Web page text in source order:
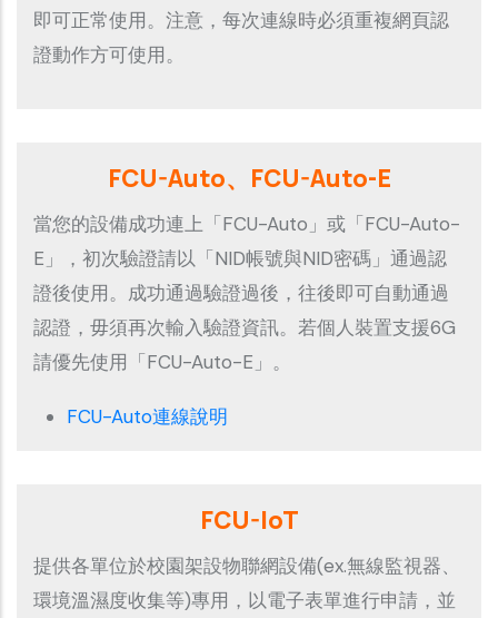
即可正常使用。注意，每次連線時必須重複網頁認
證動作方可使用。
FCU-Auto、FCU-Auto-E
當您的設備成功連上「FCU-Auto」或「FCU-Auto-
E」，初次驗證請以「NID帳號與NID密碼」通過認
證後使用。成功通過驗證過後，往後即可自動通過
認證，毋須再次輸入驗證資訊。若個人裝置支援6G
請優先使用「FCU-Auto-E」。
FCU-Auto連線說明
FCU-IoT
提供各單位於校園架設物聯網設備(ex.無線監視器、
環境溫濕度收集等)專用，以電子表單進行申請，並